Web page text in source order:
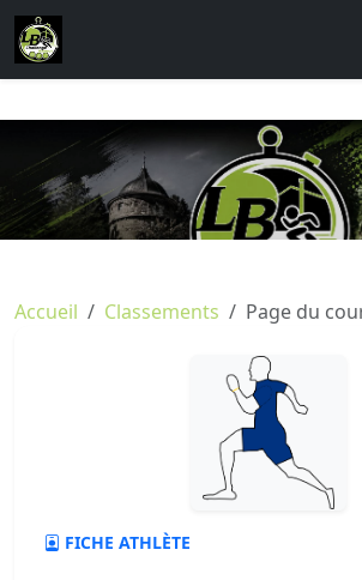
Accueil Classements Page du
FICHE ATHLÈTE